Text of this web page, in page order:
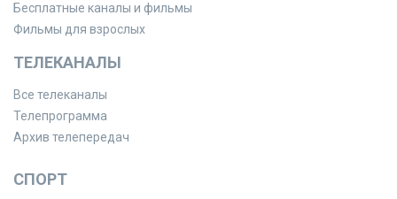
Бесплатные каналы и фильмы
Фильмы для взрослых
ТЕЛЕКАНАЛЫ
Все телеканалы
Телепрограмма
Архив телепередач
СПОРТ